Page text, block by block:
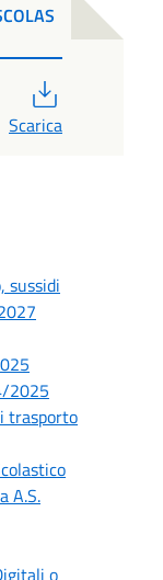
Scarica
sussidi
2025
trasporto
A.S.
o